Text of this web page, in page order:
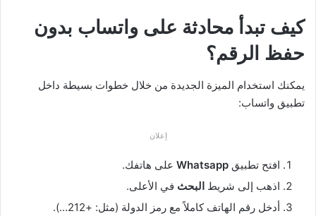
كيف تبدأ محادثة على واتساب بدون
حفظ الرقم؟
يمكنك استخدام الميزة الجديدة من خلال خطوات بسيطة داخل
تطبيق واتساب:
إعلان
افتح تطبيق Whatsapp على هاتفك.
اذهب إلى شريط البحث في الأعلى.
أدخل رقم الهاتف كاملاً مع رمز الدولة (مثل: +212…).